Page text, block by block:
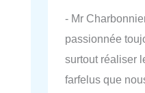
- Mr
passionnée
surtout réaliser
farfelus que